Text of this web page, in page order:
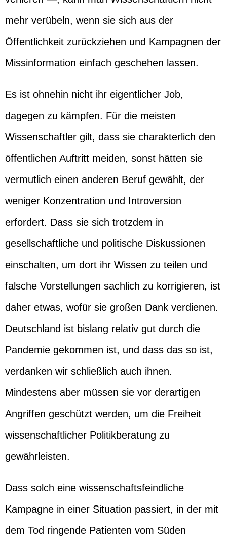
mehr verübeln, wenn sie sich aus der
Öffentlichkeit zurückziehen und Kampagnen der
Missinformation einfach geschehen lassen.
Es ist ohnehin nicht ihr eigentlicher Job,
dagegen zu kämpfen. Für die meisten
Wissenschaftler gilt, dass sie charakterlich den
öffentlichen Auftritt meiden, sonst hätten sie
vermutlich einen anderen Beruf gewählt, der
weniger Konzentration und Introversion
erfordert. Dass sie sich trotzdem in
gesellschaftliche und politische Diskussionen
einschalten, um dort ihr Wissen zu teilen und
falsche Vorstellungen sachlich zu korrigieren, ist
daher etwas, wofür sie großen Dank verdienen.
Deutschland ist bislang relativ gut durch die
Pandemie gekommen ist, und dass das so ist,
verdanken wir schließlich auch ihnen.
Mindestens aber müssen sie vor derartigen
Angriffen geschützt werden, um die Freiheit
wissenschaftlicher Politikberatung zu
gewährleisten.
Dass solch eine wissenschaftsfeindliche
Kampagne in einer Situation passiert, in der mit
dem Tod ringende Patienten vom Süden